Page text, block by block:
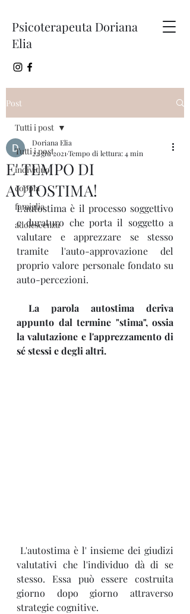
Psicoterapeuta Doriana
Elia
Post
Tutti i post
individuo
coppia
famiglia
adolescenza
Tutti i post
E' TEMPO DI
AUTOSTIMA!
Doriana Elia
22 giu 2021 Tempo di lettura: 4 min
L'autostima è il processo soggettivo
e duraturo che porta il soggetto a
valutare e apprezzare se stesso
tramite l'auto-approvazione del
proprio valore personale fondato su
auto-percezioni.
La parola autostima deriva
appunto dal termine "stima", ossia
la valutazione e l'apprezzamento di
sé stessi e degli altri.
valutativi che l'individuo dà di se
stesso. Essa può essere costruita
giorno dopo giorno attraverso
strategie cognitive.